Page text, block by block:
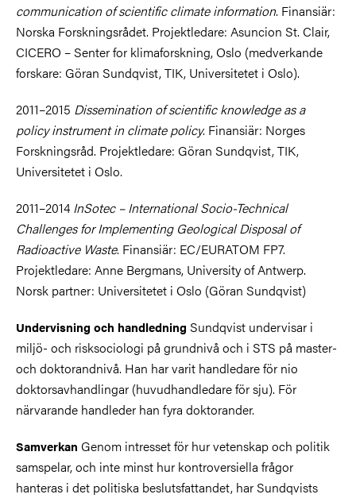
communication of scientific climate information. Finansiär:
Norska Forskningsrådet. Projektledare: Asuncion St. Clair,
CICERO – Senter for klimaforskning, Oslo (medverkande
forskare: Göran Sundqvist, TIK, Universitetet i Oslo).
2011–2015 Dissemination of scientific knowledge as a
policy instrument in climate policy. Finansiär: Norges
Forskningsråd. Projektledare: Göran Sundqvist, TIK,
Universitetet i Oslo.
2011–2014 InSotec – International Socio-Technical
Challenges for Implementing Geological Disposal of
Radioactive Waste. Finansiär: EC/EURATOM FP7.
Projektledare: Anne Bergmans, University of Antwerp.
Norsk partner: Universitetet i Oslo (Göran Sundqvist)
Undervisning och handledning Sundqvist undervisar i
miljö- och risksociologi på grundnivå och i STS på master-
och doktorandnivå. Han har varit handledare för nio
doktorsavhandlingar (huvudhandledare för sju). För
närvarande handleder han fyra doktorander.
Samverkan Genom intresset för hur vetenskap och politik
samspelar, och inte minst hur kontroversiella frågor
hanteras i det politiska beslutsfattandet, har Sundqvists